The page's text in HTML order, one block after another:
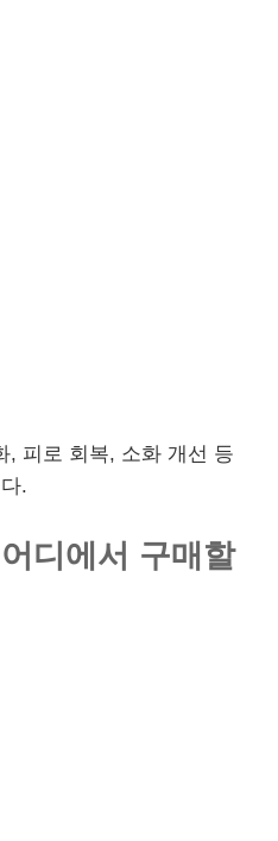
, 피로 회복, 소화 개선 등
.
디에서 구매할